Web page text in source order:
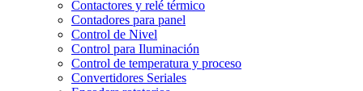
Contactores y relé térmico
Contadores para panel
Control de Nivel
Control para Iluminación
Control de temperatura y proceso
Convertidores Seriales